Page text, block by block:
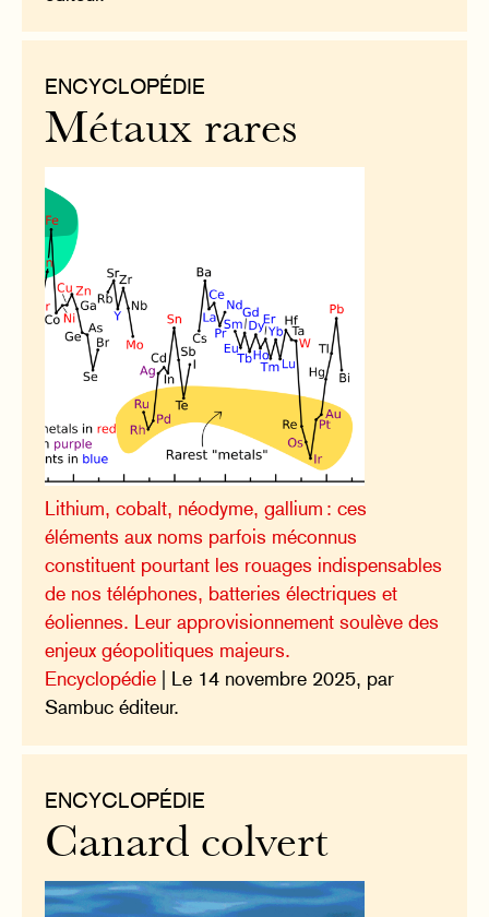
ENCYCLOPÉDIE
Métaux rares
Lithium, cobalt, néodyme, gallium : ces
éléments aux noms parfois méconnus
constituent pourtant les rouages indispensables
de nos téléphones, batteries électriques et
éoliennes. Leur approvisionnement soulève des
enjeux géopolitiques majeurs.
Encyclopédie | Le 14 novembre 2025, par
Sambuc éditeur.
ENCYCLOPÉDIE
Canard colvert